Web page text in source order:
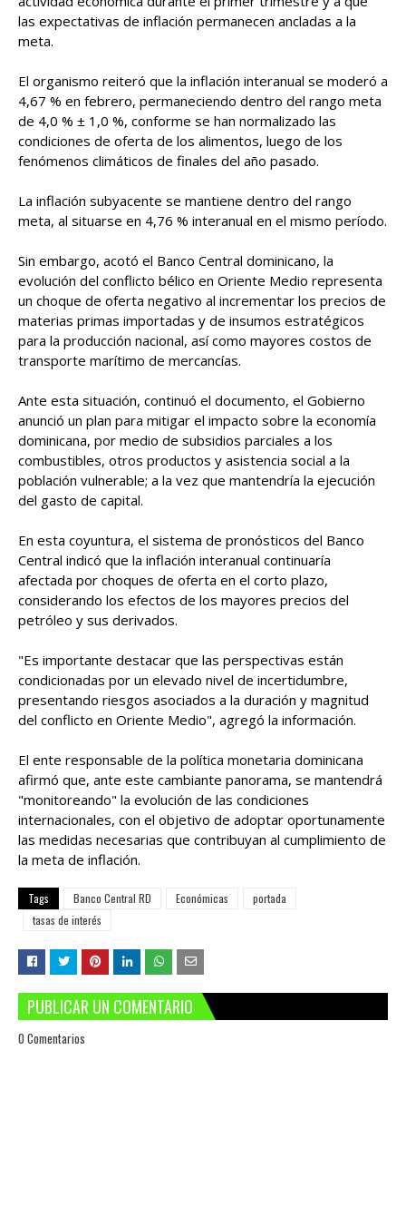
las expectativas de inflación permanecen ancladas a la
meta.
El organismo reiteró que la inflación interanual se moderó a
4,67 % en febrero, permaneciendo dentro del rango meta
de 4,0 % ± 1,0 %, conforme se han normalizado las
condiciones de oferta de los alimentos, luego de los
fenómenos climáticos de finales del año pasado.
La inflación subyacente se mantiene dentro del rango
meta, al situarse en 4,76 % interanual en el mismo período.
Sin embargo, acotó el Banco Central dominicano, la
evolución del conflicto bélico en Oriente Medio representa
un choque de oferta negativo al incrementar los precios de
materias primas importadas y de insumos estratégicos
para la producción nacional, así como mayores costos de
transporte marítimo de mercancías.
Ante esta situación, continuó el documento, el Gobierno
anunció un plan para mitigar el impacto sobre la economía
dominicana, por medio de subsidios parciales a los
combustibles, otros productos y asistencia social a la
población vulnerable; a la vez que mantendría la ejecución
del gasto de capital.
En esta coyuntura, el sistema de pronósticos del Banco
Central indicó que la inflación interanual continuaría
afectada por choques de oferta en el corto plazo,
considerando los efectos de los mayores precios del
petróleo y sus derivados.
"Es importante destacar que las perspectivas están
condicionadas por un elevado nivel de incertidumbre,
presentando riesgos asociados a la duración y magnitud
del conflicto en Oriente Medio", agregó la información.
El ente responsable de la política monetaria dominicana
afirmó que, ante este cambiante panorama, se mantendrá
"monitoreando" la evolución de las condiciones
internacionales, con el objetivo de adoptar oportunamente
las medidas necesarias que contribuyan al cumplimiento de
la meta de inflación.
Tags Banco Central RD Económicas
portada
tasas de interés
PUBLICAR UN COMENTARIO
0 Comentarios